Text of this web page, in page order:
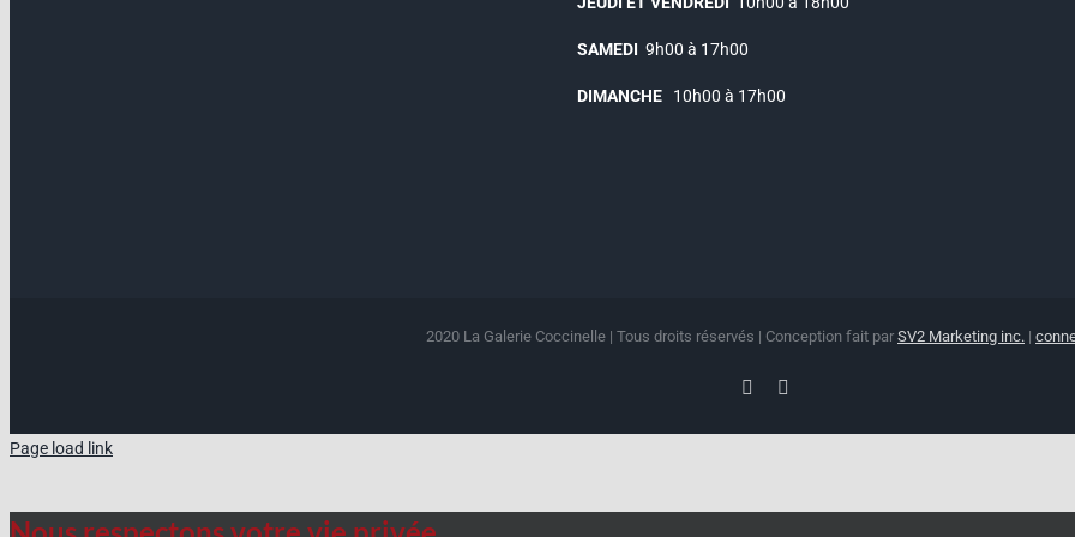
SAMEDI 9h00 à 17h00
DIMANCHE10h00 à 17h00
2020 La Galerie Coccinelle | Tous droits réservés | Conception fait par SV2 Marketing inc. |
Facebook
Page load link